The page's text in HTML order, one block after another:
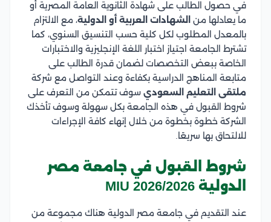
في حصول الطالب على شهادة الثانوية العامة المصرية أو
ما يعادلها من الشهادات العربية أو الدولية، مع الالتزام
بالمعدل المطلوب لكل كلية حسب التنسيق السنوي، كما
تشترط الجامعة اجتياز اختبار اللغة الإنجليزية والاختبارات
الخاصة ببعض التخصصات لضمان قدرة الطالب على
متابعة المناهج الدراسية بكفاءة وعند التواصل مع شركة
ملتقى التعليم السعودي سوف تتمكن من التعرف على
شروط القبول في هذه الجامعة بكل سهولة وسوف تأخذك
الشركة خطوة بخطوة من خلال إنهاء كافة الإجراءات
للالتحاق بها سريعًا.
شروط القبول في جامعة مصر
الدولية MIU 2026/2026
عند التقديم في جامعة مصر الدولية هناك مجموعة من